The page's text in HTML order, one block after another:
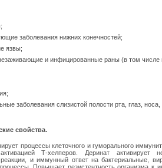
заболевания нижних конечностей;
язвы;
и инфицированные раны (в том числе
заболевания слизистой полости рта, глаз,
свойства.
процессы клеточного и гуморального
Т-хелперов. Деринат активирует
и иммунный ответ на бактериальные,
Повышает резистентность организма к